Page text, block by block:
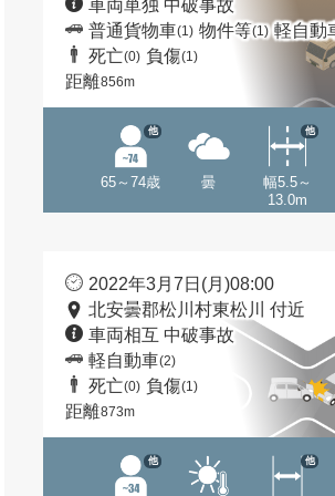
車両単独 中破事故
普通貨物車(1) 物件等(1) 軽自動
死亡(0) 負傷(1)
距離856m
65～74歳
他
曇
幅5.5～
13.0m
他
2022年3月7日(月)08:00
北安曇郡松川村東松川 付近
車両相互 中破事故
軽自動車(2)
死亡(0) 負傷(1)
距離873m
他 他